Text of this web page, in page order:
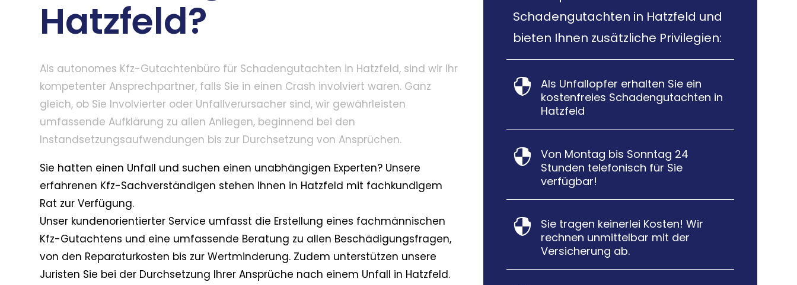
Hatzfeld?
Als autonomes Kfz-Gutachtenbüro für Schadengutachten in Hatzfeld, sind wir Ihr
kompetenter Ansprechpartner, falls Sie in einen Crash involviert waren. Ganz
gleich, ob Sie Involvierter oder Unfallverursacher sind, wir gewährleisten
umfassende Aufklärung zu allen Anliegen, beginnend bei den
Instandsetzungsaufwendungen bis zur Durchsetzung von Ansprüchen.
Sie hatten einen Unfall und suchen einen unabhängigen Experten? Unsere
erfahrenen Kfz-Sachverständigen stehen Ihnen in Hatzfeld mit fachkundigem
Rat zur Verfügung.
Unser kundenorientierter Service umfasst die Erstellung eines fachmännischen
Kfz-Gutachtens und eine umfassende Beratung zu allen Beschädigungsfragen,
von den Reparaturkosten bis zur Wertminderung. Zudem unterstützen unsere
Juristen Sie bei der Durchsetzung Ihrer Ansprüche nach einem Unfall in Hatzfeld.
Schadengutachten in Hatzfeld und
bieten Ihnen zusätzliche Privilegien:

Als Unfallopfer erhalten Sie ein
kostenfreies Schadengutachten in
Hatzfeld

Von Montag bis Sonntag 24
Stunden telefonisch für Sie
verfügbar!

Sie tragen keinerlei Kosten! Wir
rechnen unmittelbar mit der
Versicherung ab.